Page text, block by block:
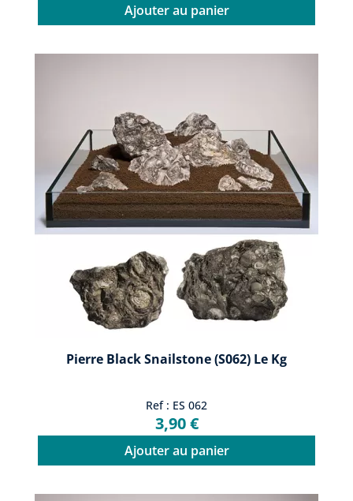
Ajouter au panier
Pierre Black Snailstone (S062) Le Kg
Ref : ES 062
3,90 €
Ajouter au panier